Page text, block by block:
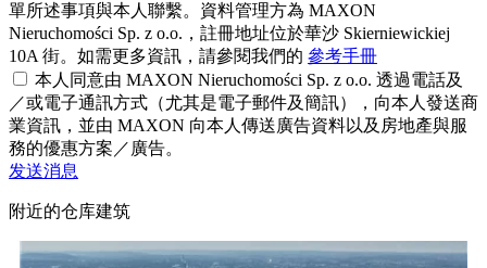
單所述事項與本人聯繫。資料管理方為 MAXON
Nieruchomości Sp. z o.o.，註冊地址位於華沙 Skierniewickiej
10A 街。如需更多資訊，請參閱我們的 參考手冊
本人同意由 MAXON Nieruchomości Sp. z o.o. 透過電話及
／或電子通訊方式（尤其是電子郵件及簡訊），向本人發送商
業資訊，並由 MAXON 向本人傳送廣告資料以及房地產與服
務的優惠方案／廣告。
发送消息
附近的仓库建筑